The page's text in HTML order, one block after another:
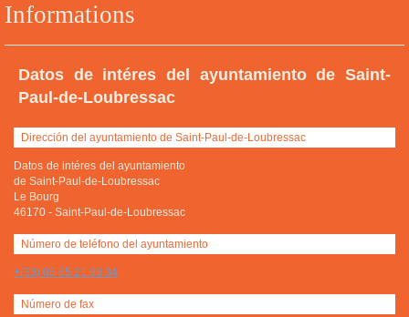
Informations
Datos de intéres del ayuntamiento de Saint-
Paul-de-Loubressac
Dirección del ayuntamiento de Saint-Paul-de-Loubressac
Datos de intéres del ayuntamiento
de Saint-Paul-de-Loubressac
Le Bourg
46170 - Saint-Paul-de-Loubressac
Número de teléfono del ayuntamiento
+(33) 05 65 21 93 34
Número de fax